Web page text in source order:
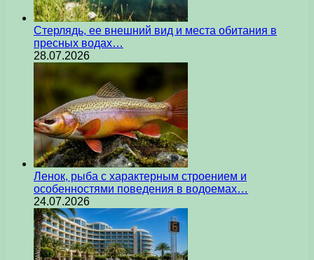
Стерлядь, ее внешний вид и места обитания в
пресных водах…
28.07.2026
Ленок, рыба с характерным строением и
особенностями поведения в водоемах…
24.07.2026